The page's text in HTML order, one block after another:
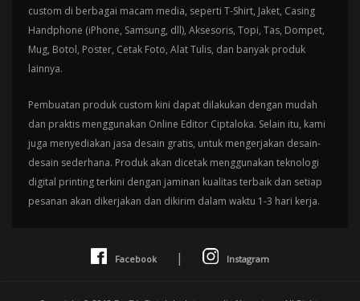
custom di berbagai macam media, seperti T-Shirt, Jaket, Casing
Handphone (iPhone, Samsung, dll), Aksesoris, Topi, Tas, Dompet,
Mug, Botol, Poster, Cetak Foto, Alat Tulis, dan banyak produk
lainnya.
Pembuatan produk custom kini dapat dilakukan dengan mudah
dan praktis menggunakan Online Editor Ciptaloka. Selain itu, kami
juga menyediakan jasa desain gratis, untuk mengerjakan desain-
desain sederhana. Produk akan dicetak menggunakan teknologi
digital printing terkini dengan jaminan kualitas terbaik dan setiap
pesanan akan dikerjakan dan dikirim dalam waktu 1-3 hari kerja.
Facebook | Instagram